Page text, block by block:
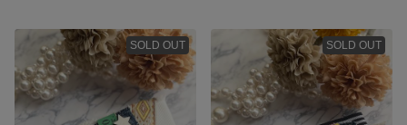
SOLD OUT SOLD OUT